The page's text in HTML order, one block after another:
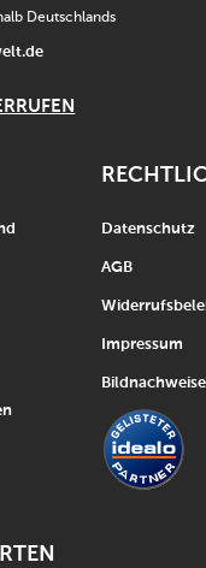
Deutschlands
Datenschutz
AGB
Impressum
Bildnachweise